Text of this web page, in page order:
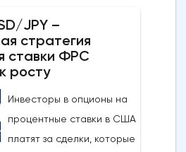
JPY –
стратегия
ставки ФРС
росту
Инвесторы в опционы на
процентные ставки в США
платят за сделки, которые